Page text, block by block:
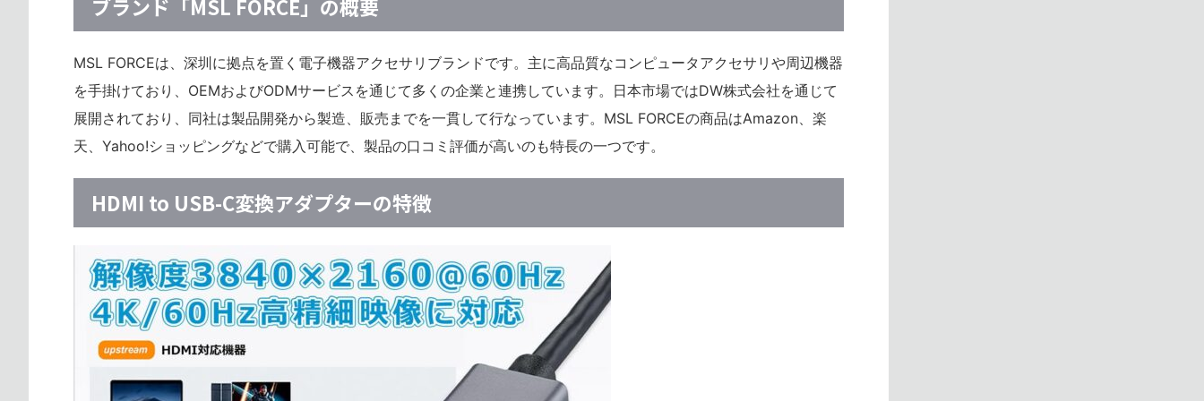
ブランド「MSL FORCE」の概要
MSL FORCEは、深圳に拠点を置く電子機器アクセサリブランドです。主に高品質なコンピュータアクセサリや周辺機器
を手掛けており、OEMおよびODMサービスを通じて多くの企業と連携しています。日本市場ではDW株式会社を通じて
展開されており、同社は製品開発から製造、販売までを一貫して行なっています。MSL FORCEの商品はAmazon、楽
天、Yahoo!ショッピングなどで購入可能で、製品の口コミ評価が高いのも特長の一つです。
HDMI to USB-C変換アダプターの特徴